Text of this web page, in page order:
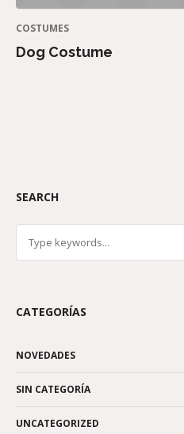
COSTUMES
Dog Costume
SEARCH
CATEGORÍAS
NOVEDADES
SIN CATEGORÍA
UNCATEGORIZED